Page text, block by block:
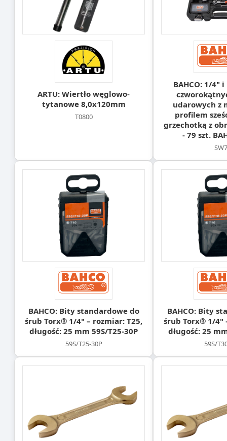
ARTU: Wiertło węglowo-
tytanowe 8,0x120mm
T0800
BAHCO: 1/4"
udarowych z
profilem
grzechotką z
- 79 szt.
BAHCO: Bity standardowe do
śrub Torx® 1/4" – rozmiar: T25,
długość: 25 mm 59S/T25-30P
59S/T25-30P
BAHCO: Bity
śrub Torx® 1/4"
długość: 25
59S/